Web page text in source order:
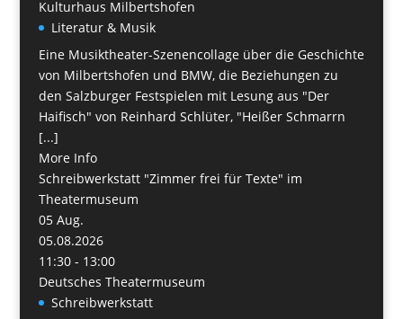
Kulturhaus Milbertshofen
Literatur & Musik
Eine Musiktheater-Szenencollage über die Geschichte
von Milbertshofen und BMW, die Beziehungen zu
den Salzburger Festspielen mit Lesung aus "Der
Haifisch" von Reinhard Schlüter, "Heißer Schmarrn
[...]
More Info
Schreibwerkstatt "Zimmer frei für Texte" im
Theatermuseum
05 Aug.
05.08.2026
11:30 - 13:00
Deutsches Theatermuseum
Schreibwerkstatt